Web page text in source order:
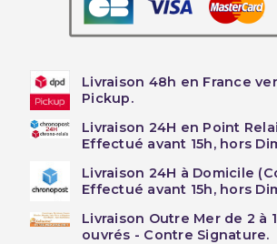
Livraison 48h en France
Pickup.
Livraison 24H en Point
Effectué avant 15h, hors
Livraison 24H à Domicile
Effectué avant 15h, hors
Livraison Outre Mer de 2 à
ouvrés - Contre Signature.